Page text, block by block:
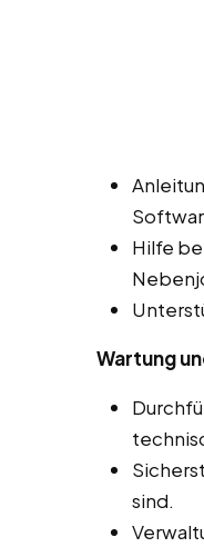
Hilfe
Wartung
sind.